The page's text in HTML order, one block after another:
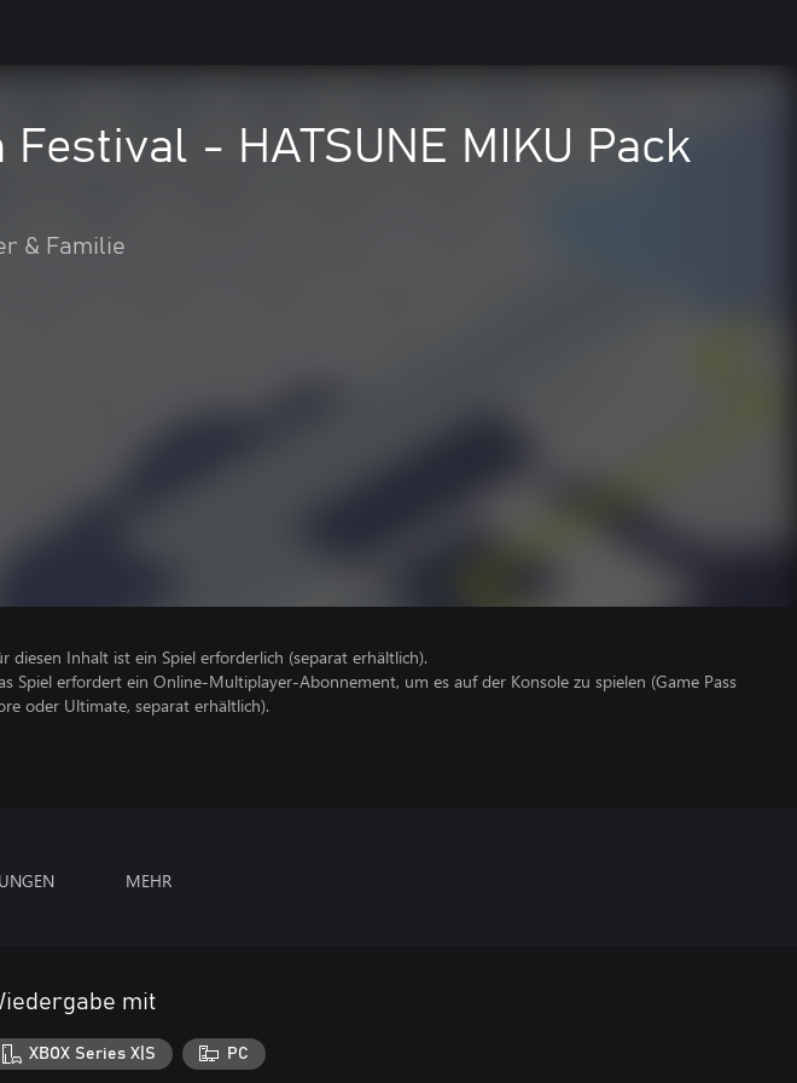
- HATSUNE MIKU Pack
& Familie
diesen Inhalt ist ein Spiel erforderlich (separat erhältlich).
Spiel erfordert ein Online-Multiplayer-Abonnement, um es auf der Konsole zu spielen (Game Pass
oder Ultimate, separat erhältlich).
MEHR
mit
XBOX Series X|S PC